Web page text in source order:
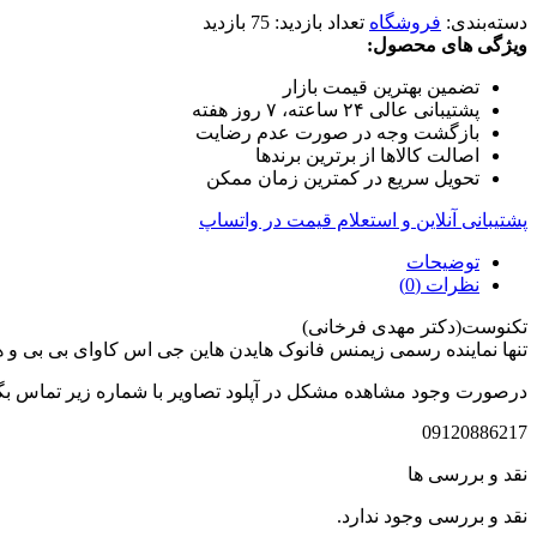
دسته‌بندی: فروشگاه تعداد بازدید: 75 بازدید
ویژگی های محصول:
تضمین بهترین قیمت بازار
پشتیبانی عالی ۲۴ ساعته، ۷ روز هفته
بازگشت وجه در صورت عدم رضایت
اصالت کالاها از برترین برندها
تحویل سریع در کمترین زمان ممکن
پشتیبانی آنلاین و استعلام قیمت در واتساپ
توضیحات
نظرات (0)
تکنوست(دکتر مهدی فرخانی)
تنها نماینده رسمی زیمنس فانوک هایدن هاین جی اس کاوای بی بی
درصورت وجود مشاهده مشکل در آپلود تصاویر با شماره زیر تماس
09120886217
نقد و بررسی ها
نقد و بررسی وجود ندارد.